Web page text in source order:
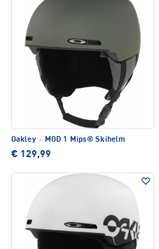
Oakley · MOD 1 Mips® Skihelm
€ 129,99